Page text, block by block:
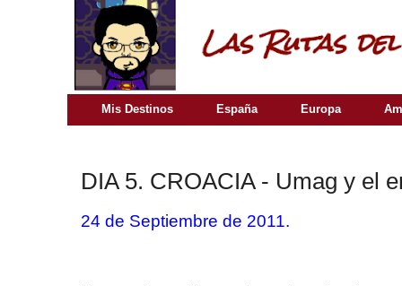
Mis Destinos España Europa
DIA 5. CROACIA - Umag y el
24 de Septiembre de 2011.